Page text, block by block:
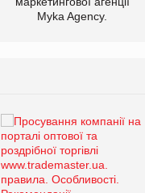
Myka Agency.